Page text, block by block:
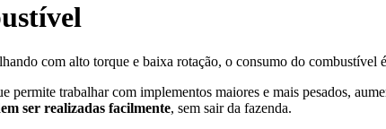
com alto torque e baixa rotação, o consumo do combustível
permite trabalhar com implementos maiores e mais pesados,
ser realizadas facilmente, sem sair da fazenda.